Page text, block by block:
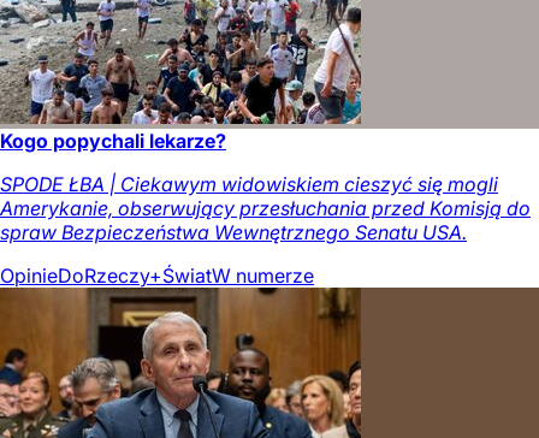
Kogo popychali lekarze?
SPODE ŁBA | Ciekawym widowiskiem cieszyć się mogli
Amerykanie, obserwujący przesłuchania przed Komisją do
spraw Bezpieczeństwa Wewnętrznego Senatu USA.
OpinieDoRzeczy+ŚwiatW numerze